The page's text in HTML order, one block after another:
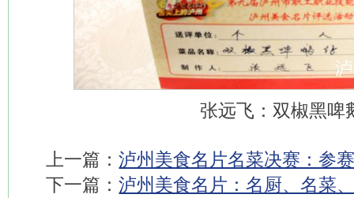
张远飞：双椒黑啤
上一篇：泸州美食名片名菜决赛：参
下一篇：泸州美食名片：名厨、名菜